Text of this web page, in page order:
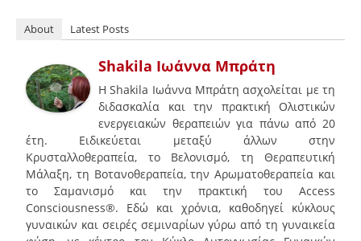
About Latest Posts
Shakila Ιωάννα Μπράτη
H Shakila Ιωάννα Μπράτη ασχολείται με τη
διδασκαλία και την πρακτική Ολιστικών
ενεργειακών θεραπειών για πάνω από 20
έτη. Ειδικεύεται μεταξύ άλλων στην
Κρυσταλλοθεραπεία, το Βελονισμό, τη Θεραπευτική
Μάλαξη, τη Βοτανοθεραπεία, την Αρωματοθεραπεία και
το Σαμανισμό και την πρακτική του Access
Consciousness®. Εδώ και χρόνια, καθοδηγεί κύκλους
γυναικών και σειρές σεμιναρίων γύρω από τη γυναικεία